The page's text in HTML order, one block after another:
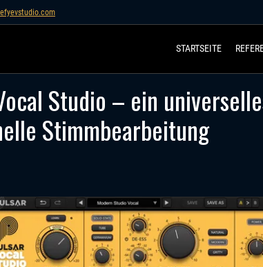
STARTSEITE
Studio – ein
Stimmbearbeitung